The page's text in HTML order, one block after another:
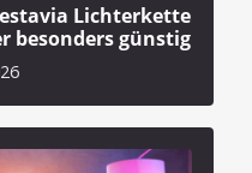
Lichterkette
besonders günstig